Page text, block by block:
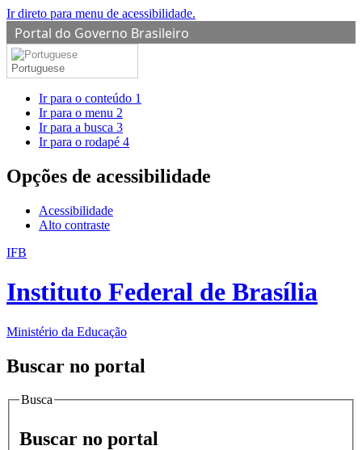
Ir direto para menu de acessibilidade.
Portal do Governo Brasileiro
Portuguese
Ir para o conteúdo 1
Ir para o menu 2
Ir para a busca 3
Ir para o rodapé 4
Opções de acessibilidade
Acessibilidade
Alto contraste
IFB
Instituto Federal de Brasília
Ministério da Educação
Buscar no portal
Busca
Buscar no portal